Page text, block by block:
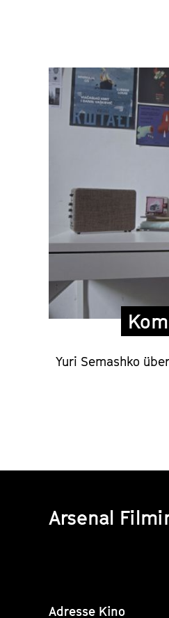
und
des
Yuri Semashko
Arsenal
Adresse Kino